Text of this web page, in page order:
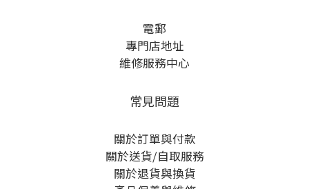
電郵
專門店地址
維修服務中心
常見問題
關於訂單與付款
關於送貨/自取服務
關於退貨與換貨